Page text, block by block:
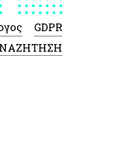
GDPR